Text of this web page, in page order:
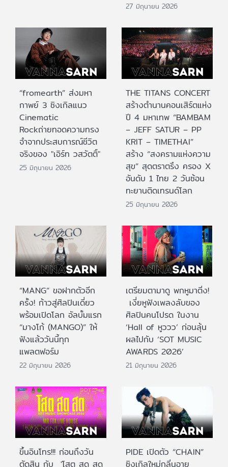
27 มิถุนายน 2026
“fromearth” ส่งมหา
กาพย์ 3 ซิงเกิลแนว
Cinematic
Rockถ่ายทอดความทรง
จำจากประสบการณ์ชีวิต
จริงของ "เอิร์ท วสวัตติ์"
25 มิถุนายน 2026
THE TITANS CONCERT
สร้างตำนานคอนเสิร์ตแห่ง
ปี 4 มหาเทพ “BAMBAM
– JEFF SATUR – PP
KRIT – TIMETHAI”
สร้าง “สงครามแห่งความ
สุข” สุดตราตรึง ครอง X
อันดับ 1 ไทย 2 วันซ้อน
ทะยานติดเทรนด์โลก
25 มิถุนายน 2026
“MANG” ขอฝากตัวอีก
ครั้ง! ก้าวสู่ศิลปินเดี่ยว
พร้อมเปิดโลก อัลบั้มแรก
“มางโก้ (MANGO)” ให้
ฟังแล้ววันนี้ทุก
แพลตฟอร์ม
22 มิถุนายน 2026
เตรียมตามาดู พกหูมาติ่ง!
เงี่ยหูฟังเพลงลับของ
ศิลปินคนโปรด ในงาน
‘Hall of หูววว’ ก่อนลุ้น
ผลไปกับ ‘SOT MUSIC
AWARDS 2026’
21 มิถุนายน 2026
ขึ้นอินโทร!!! ก่อนถึงวัน
ตัดสิน กับ 'โสต สด สด
PIDE เปิดตัว “CHAIN”
ซิงเกิลใหม่กลิ่นอาย